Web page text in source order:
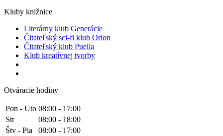
Kluby knižnice
Literárny klub Generácie
Čitateľský sci-fi klub Orion
Čitateľský klub Puella
Klub kreatívnej tvorby
Otváracie hodiny
Pon - Uto 08:00 - 17:00
Str
08:00 - 18:00
Štv - Pia
08:00 - 17:00